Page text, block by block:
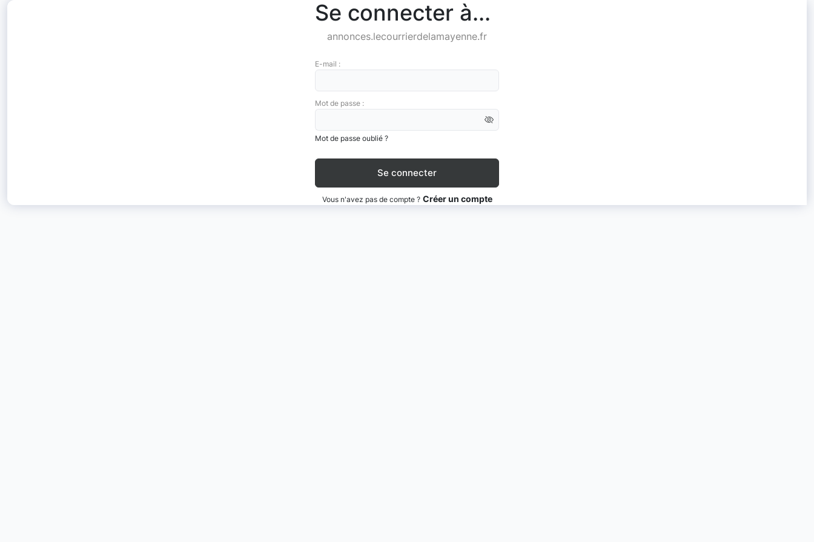
Se connecter à...
annonces.lecourrierdelamayenne.fr
E-mail :
Mot de passe :
Mot de passe oublié ?
Vous n'avez pas de compte ? Créer un compte